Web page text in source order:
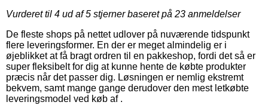
Vurderet til 4 ud af 5 stjerner baseret på 23 anmeldelser
De fleste shops på nettet udlover på nuværende tidspunkt
flere leveringsformer. En der er meget almindelig er i
øjeblikket at få bragt ordren til en pakkeshop, fordi det så er
super fleksibelt for dig at kunne hente de købte produkter
præcis når det passer dig. Løsningen er nemlig ekstremt
bekvem, samt mange gange derudover den mest letkøbte
leveringsmodel ved køb af .